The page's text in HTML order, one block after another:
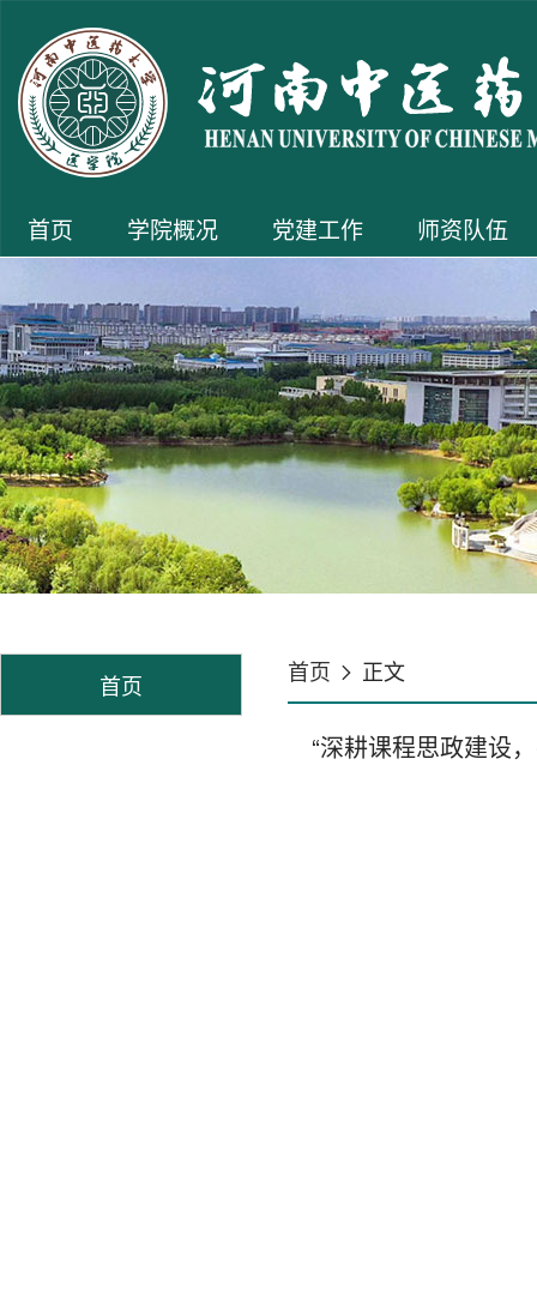
首页 学院概况 党建工作 师资队伍
首页 首页 正文
“深耕课程思政建设